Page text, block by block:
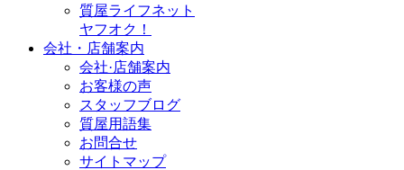
質屋ライフネット
ヤフオク！
会社・店舗案内
会社·店舗案内
お客様の声
スタッフブログ
質屋用語集
お問合せ
サイトマップ